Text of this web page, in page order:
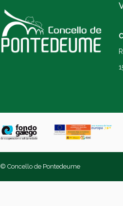
© Concello de Pontedeume